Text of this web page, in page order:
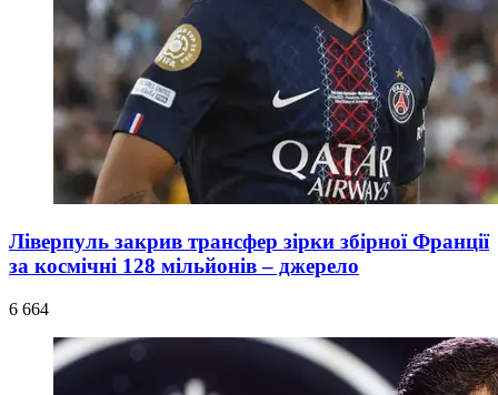
Ліверпуль закрив трансфер зірки збірної Франції
за космічні 128 мільйонів – джерело
6 664